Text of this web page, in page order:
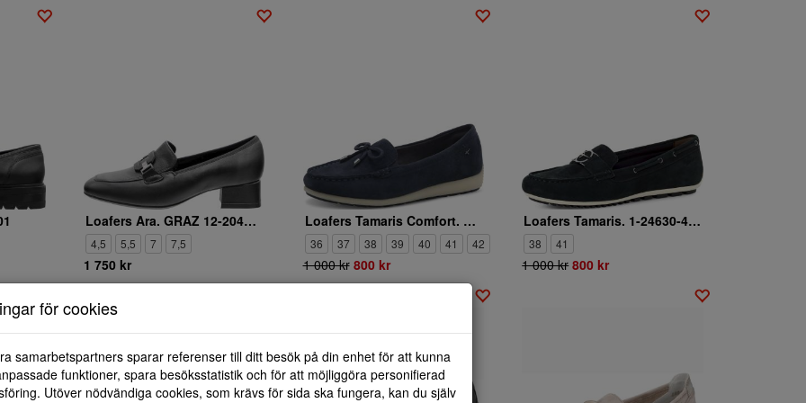
Loafers Ara. GRAZ 12-20432-01
4,5 5,5 7 7,5
1 750 kr
Loafers Tamaris Comfort. 8-84600-44/806
36 37 38 39 40 41 42
1 000 kr 800 kr
Loafers Tamaris. 1-24630-44/805
38 41
1 000 kr 800 kr
för cookies
samarbetspartners sparar referenser till ditt besök på din enhet för att kunna
funktioner, spara besöksstatistik och för att möjliggöra personifierad
Utöver nödvändiga cookies, som krävs för sida ska fungera, kan du själv